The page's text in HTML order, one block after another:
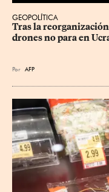
GEOPOLÍTICA
Tras la
drones no para en
Por AFP